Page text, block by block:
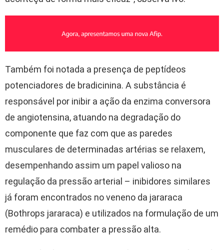
Também foi notada a presença de peptídeos
potenciadores de bradicinina. A substância é
responsável por inibir a ação da enzima conversora
de angiotensina, atuando na degradação do
componente que faz com que as paredes
musculares de determinadas artérias se relaxem,
desempenhando assim um papel valioso na
regulação da pressão arterial – inibidores similares
já foram encontrados no veneno da jararaca
(Bothrops jararaca) e utilizados na formulação de um
remédio para combater a pressão alta.